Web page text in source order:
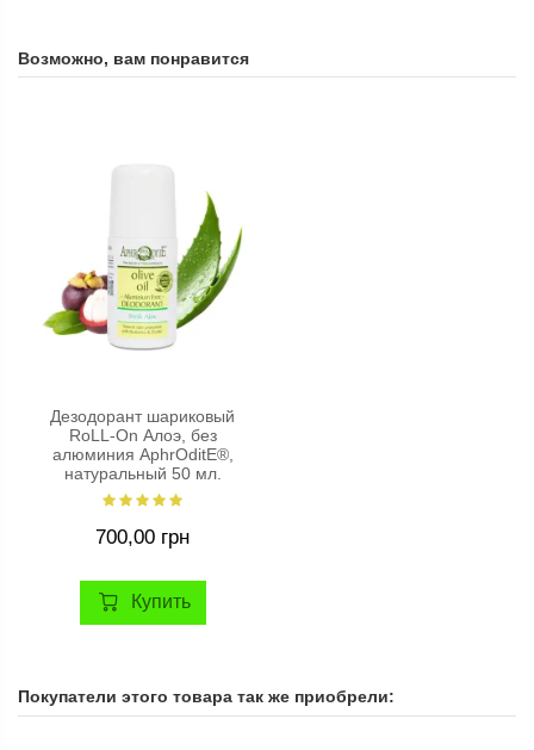
Возможно, вам понравится
Дезодорант шариковый
RoLL-On Алоэ, без
алюминия AphrOditE®,
натуральный 50 мл.
700,00 грн
Купить
Покупатели этого товара так же приобрели: